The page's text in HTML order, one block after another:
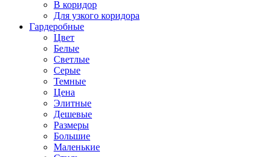
В коридор
Для узкого коридора
Гардеробные
Цвет
Белые
Светлые
Серые
Темные
Цена
Элитные
Дешевые
Размеры
Большие
Маленькие